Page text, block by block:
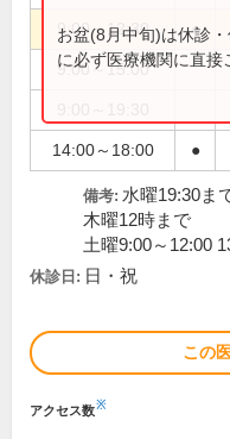
9:00～12:30 ●
9:00～15:00
14:00～18:00 ●
お盆(8月中旬)は休診
に必ず医療機関に直接
備考: 水曜19:30ま
木曜12時まで
土曜9:00～12:00
休診日: 日・祝
この
アクセス数※